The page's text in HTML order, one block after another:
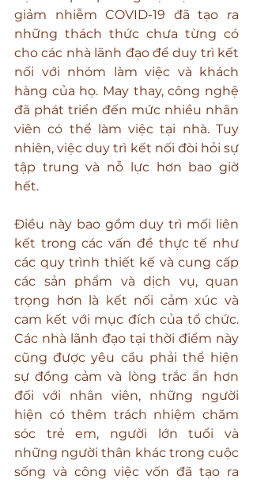
giảm nhiễm COVID-19 đã tạo ra
những thách thức chưa từng có
cho các nhà lãnh đạo để duy trì kết
nối với nhóm làm việc và khách
hàng của họ. May thay, công nghệ
đã phát triển đến mức nhiều nhân
viên có thể làm việc tại nhà. Tuy
nhiên, việc duy trì kết nối đòi hỏi sự
tập trung và nỗ lực hơn bao giờ
hết.
Điều này bao gồm duy trì mối liên
kết trong các vấn đề thực tế như
các quy trình thiết kế và cung cấp
các sản phẩm và dịch vụ, quan
trọng hơn là kết nối cảm xúc và
cam kết với mục đích của tổ chức.
Các nhà lãnh đạo tại thời điểm này
cũng được yêu cầu phải thể hiện
sự đồng cảm và lòng trắc ẩn hơn
đối với nhân viên, những người
hiện có thêm trách nhiệm chăm
sóc trẻ em, người lớn tuổi và
những người thân khác trong cuộc
sống và công việc vốn đã tạo ra